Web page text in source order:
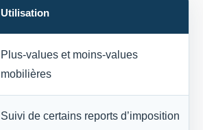
Utilisation
Plus-values et moins-values
mobilières
Suivi de certains reports d’imposition